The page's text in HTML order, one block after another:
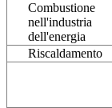
Combustione
nell'industria
dell'energia
Riscaldamento